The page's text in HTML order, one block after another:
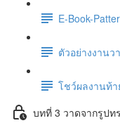
E-Book-
ตัวอย่างงาน
โชว์ผลงานท้
บทที่ 3 วาดจากรูปท